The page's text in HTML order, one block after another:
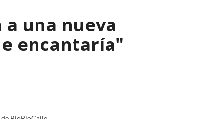
una nueva
encantaría"